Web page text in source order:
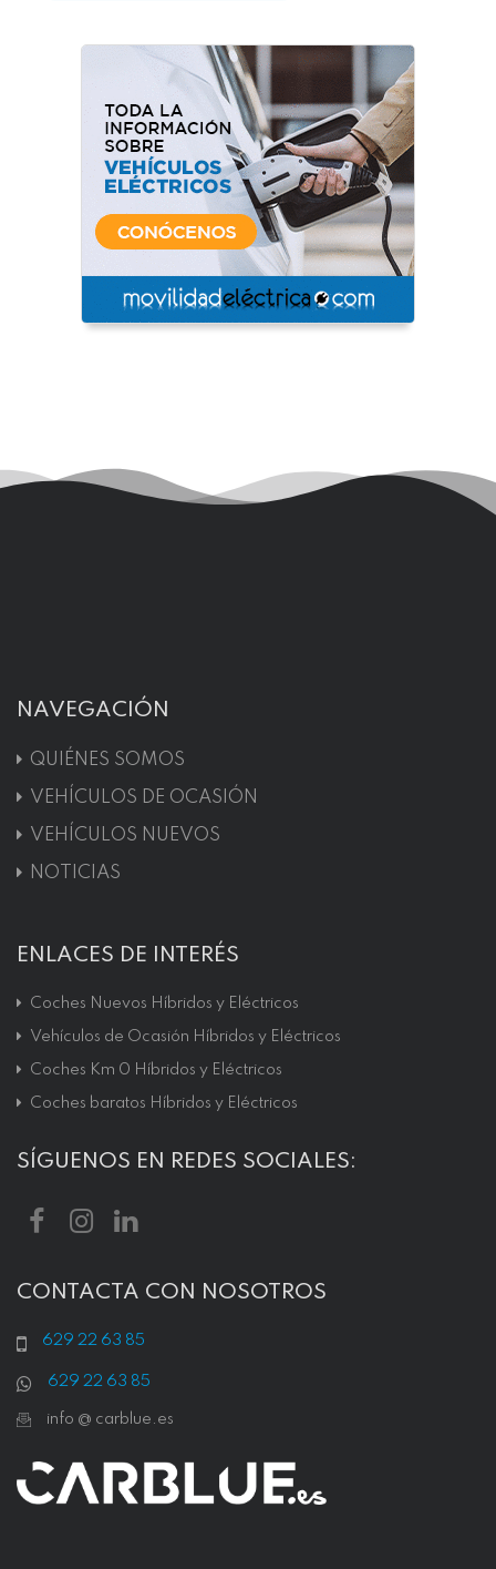
NAVEGACIÓN
QUIÉNES SOMOS
VEHÍCULOS DE OCASIÓN
VEHÍCULOS NUEVOS
NOTICIAS
ENLACES DE INTERÉS
Coches Nuevos Híbridos y Eléctricos
Vehículos de Ocasión Híbridos y Eléctricos
Coches Km 0 Híbridos y Eléctricos
Coches baratos Híbridos y Eléctricos
SÍGUENOS EN REDES SOCIALES:
CONTACTA CON NOSOTROS
629 22 63 85
629 22 63 85
info @ carblue.es